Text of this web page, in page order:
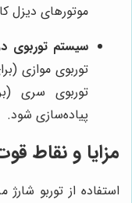
موتورهای دیزل
سیستم توربوی
توربوی موازی
توربوی سری
پیاده‌سازی شود.
مزایا و نقاط
استفاده از توربو